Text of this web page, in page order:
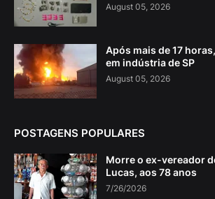
August 05, 2026
Após mais de 17
em indústria de SP
August 05, 2026
POSTAGENS POPULARES
Morre o ex-vereador
Lucas, aos 78 anos
7/26/2026